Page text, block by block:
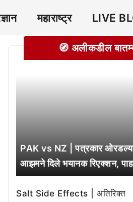
महाराष्ट्र LIVE
🧭 अलीकडील
PAK vs NZ | पत्रकार
आझमने दिले भयानक रिएक्शन,
Salt Side Effects | अतिरिक्त